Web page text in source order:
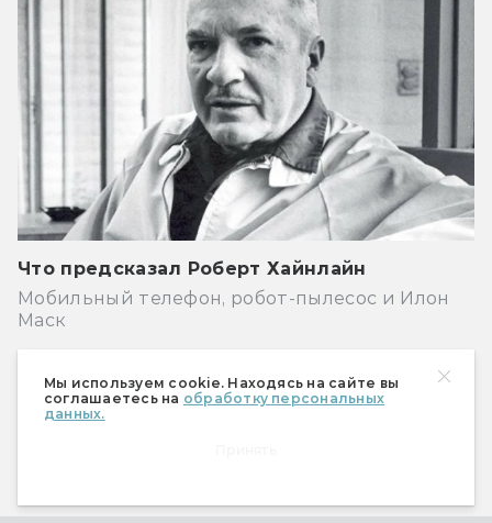
Мы используем cookie. Находясь на сайте вы
соглашаетесь на обработку персональных
данных.
Что предсказал Роберт Хайнлайн
Мобильный телефон, робот-пылесос и Илон
Маск